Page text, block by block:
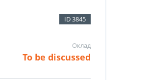
ID 3845
Оклад
To be discussed